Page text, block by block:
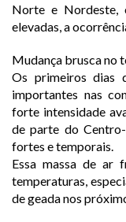
Norte e Nordeste,
elevadas, a
Mudança brusca no
Os primeiros dias
importantes nas
forte intensidade
de parte do
fortes e temporais.
Essa massa de ar
temperaturas,
de geada nos